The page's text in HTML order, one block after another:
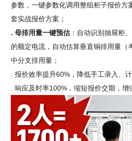
参数，一键参数化调用整组柜子报价方
套实战报价方案；
. 母排用量一键预估 ：自动识别抽屉柜
的额定电流，自动估算垂直铜排用量（
中分支排用量；
. 报价效率提升60%，降低手工录入、
. 响应及时率100%，缩短报价交期，增